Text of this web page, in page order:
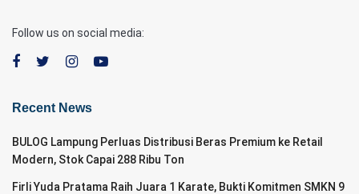
Follow us on social media:
Recent News
BULOG Lampung Perluas Distribusi Beras Premium ke Retail
Modern, Stok Capai 288 Ribu Ton
Firli Yuda Pratama Raih Juara 1 Karate, Bukti Komitmen SMKN 9